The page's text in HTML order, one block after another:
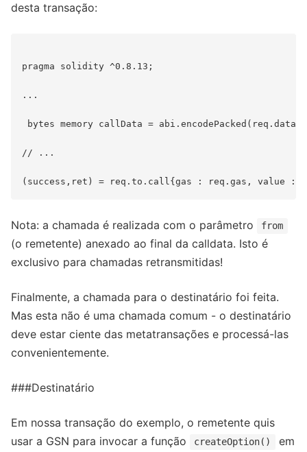
desta transação:
pragma solidity ^0.8.13;
...
bytes memory callData =
// ...
Nota: a chamada é realizada com o parâmetro from
(o remetente) anexado ao final da calldata. Isto é
exclusivo para chamadas retransmitidas!
Finalmente, a chamada para o destinatário foi feita.
Mas esta não é uma chamada comum - o destinatário
deve estar ciente das metatransações e processá-las
convenientemente.
###Destinatário
Em nossa transação do exemplo, o remetente quis
usar a GSN para invocar a função
createOption()
em